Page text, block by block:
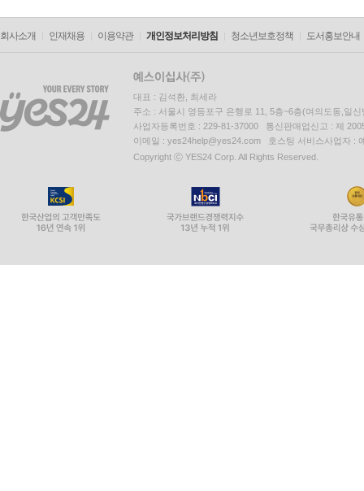
회사소개 인재채용 이용약관 개인정보처리방침 청소년보호정책 도서홍보안내
대표 : 김석환, 최세라
주소 : 서울시 영등포구 은행로 11, 5층~6층(여의도동,일신
사업자등록번호 : 229-81-37000 통신판매업신고 : 제
이메일 : yes24help@yes24.com 호스팅 서비스사업자 :
Copyright ⓒ YES24 Corp. All Rights Reserved.